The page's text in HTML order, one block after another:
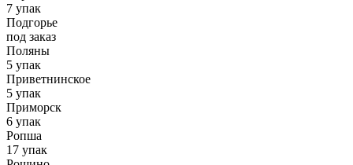
7 упак
Подгорье
под заказ
Поляны
5 упак
Приветнинское
5 упак
Приморск
6 упак
Ропша
17 упак